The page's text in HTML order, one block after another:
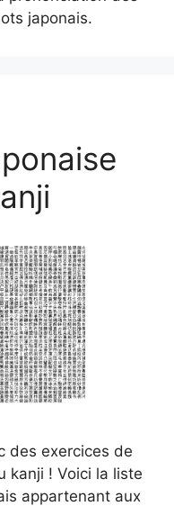
japonais.
des exercices de
kanji ! Voici la liste
appartenant aux